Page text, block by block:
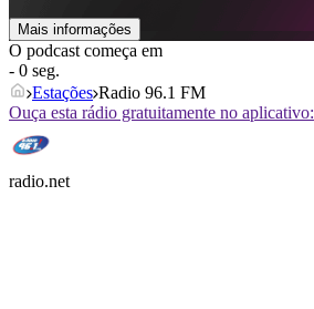
Mais informações
O podcast começa em
- 0 seg.
Estações Radio 96.1 FM
Ouça esta rádio gratuitamente no aplicativo:
radio.net